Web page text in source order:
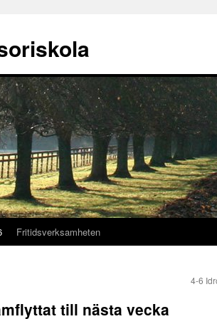
Fritidsverksamheten
4-6
till nästa vecka